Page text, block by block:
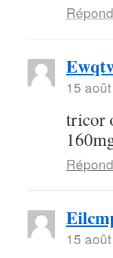
15
tricor
15